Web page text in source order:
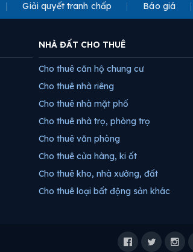
Giải quyết tranh chấp Báo giá
NHÀ ĐẤT CHO THUÊ
Cho thuê căn hộ chung cư
Cho thuê nhà riêng
Cho thuê nhà mặt phố
Cho thuê nhà trọ, phòng trọ
Cho thuê văn phòng
Cho thuê cửa hàng, ki ốt
Cho thuê kho, nhà xưởng, đất
Cho thuê loại bất động sản khác